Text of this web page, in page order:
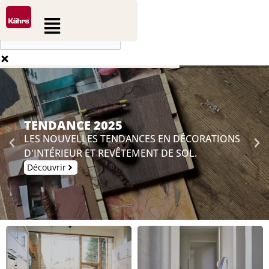
Aller
au
contenu
RechercherFlyout
Menu
TENDANCE 2025
LES NOUVELLES TENDANCES EN DÉCORATIONS
D'INTÉRIEUR ET REVÊTEMENT DE SOL.
Découvrir